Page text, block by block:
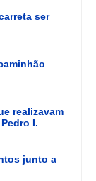
ser
realizavam
I.
junto a